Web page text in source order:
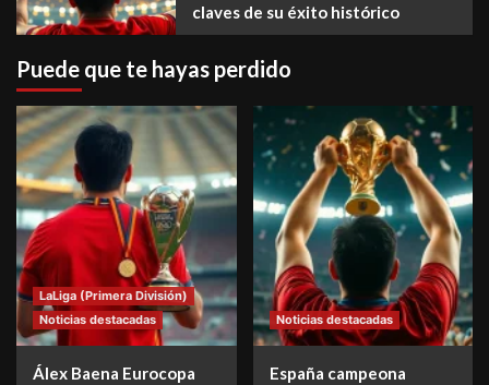
claves de su éxito histórico
Puede que te hayas perdido
LaLiga (Primera División)
Noticias destacadas
Álex Baena Eurocopa
Noticias destacadas
España campeona